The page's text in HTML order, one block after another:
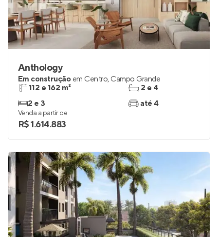
Anthology
Em construção em Centro, Campo Grande
112 e 162 m²
2 e 3
2 e 4
até 4
Venda a partir de
R$ 1.614.883